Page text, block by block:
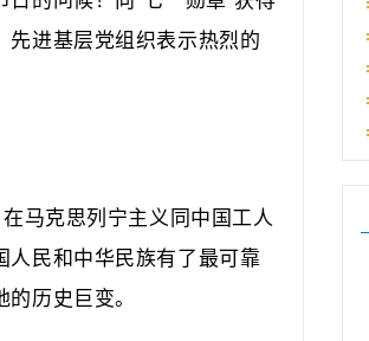
先进基层党组织表示热烈的
马克思列宁主义同中国工人
人民和中华民族有了最可靠
历史巨变。